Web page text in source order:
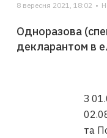
8 вересня 2021, 18:02 •
Одноразова
декларантом в
З
та